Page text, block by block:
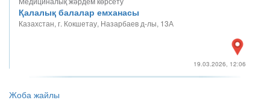
Қалалық балалар емханасы
Казахстан, г. Кокшетау, Назарбаев д-лы, 13А
19.03.2026, 12:06
Жоба жайлы